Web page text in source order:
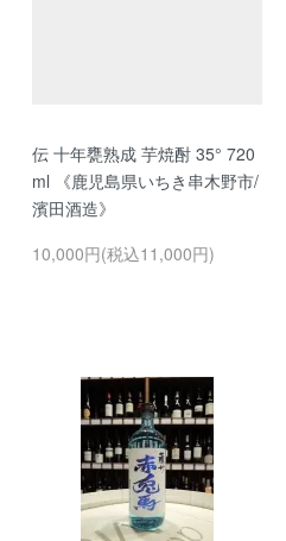
伝 十年甕熟成 芋焼酎 35° 720
ml 《鹿児島県いちき串木野市/
濱田酒造》
10,000円(税込11,000円)